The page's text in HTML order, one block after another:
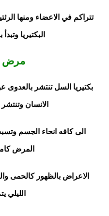
تتراكم في الاعضاء ومنها
البكتيريا
مرض
بكتيريا السل تنتشر
الانسان
الى كافه انحاء الجسم
المرض
الاعراض بالظهور كالحمى
الليلي